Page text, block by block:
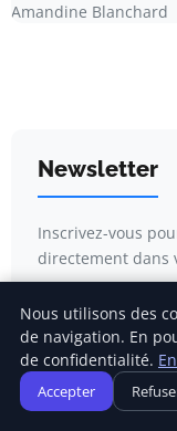
Amandine Blanchard
Newsletter
Inscrivez-vous
directement dans
Nous utilisons des
de navigation. En
de confidentialité.
Accepter